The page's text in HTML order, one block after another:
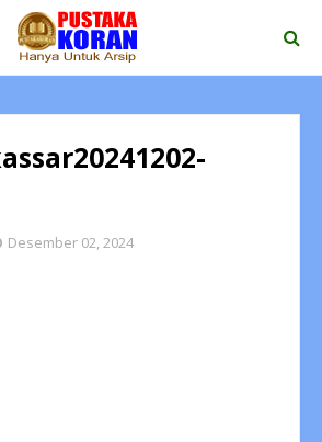
Desember 02, 2024